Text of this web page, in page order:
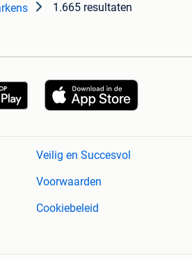
1.665 resultaten
Veilig en Succesvol
Voorwaarden
Cookiebeleid